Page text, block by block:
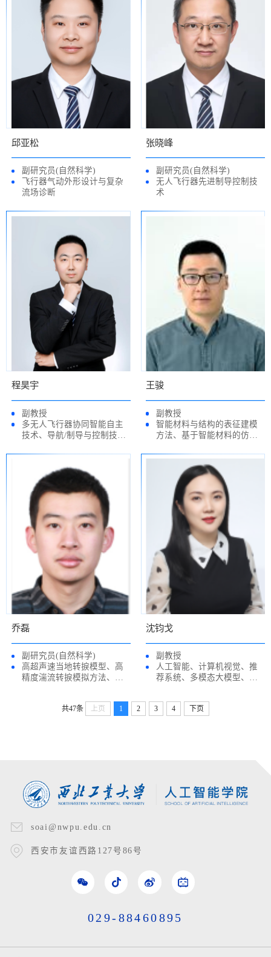
邱亚松
副研究员(自然科学)
飞行器气动外形设计与复杂
流场诊断
张晓峰
副研究员(自然科学)
无人飞行器先进制导控制技
术
程昊宇
副教授
多无人飞行器协同智能自主
技术、导航/制导与控制技术
王骏
副教授
智能材料与结构的表征建模
方法、基于智能材料的仿生
术及变体结构设计、抗冲击
结构与减振结构设计、变刚
度结构及其优化设计等
乔磊
副研究员(自然科学)
高超声速当地转捩模型、高
精度湍流转捩模拟方法、高
沈钧戈
副教授
人工智能、计算机视觉、推
荐系统、多模态大模型、数
共47条 上页 1 2 3 4 下页
soai@nwpu.edu.cn
西安市友谊西路127号86号
029-88460895